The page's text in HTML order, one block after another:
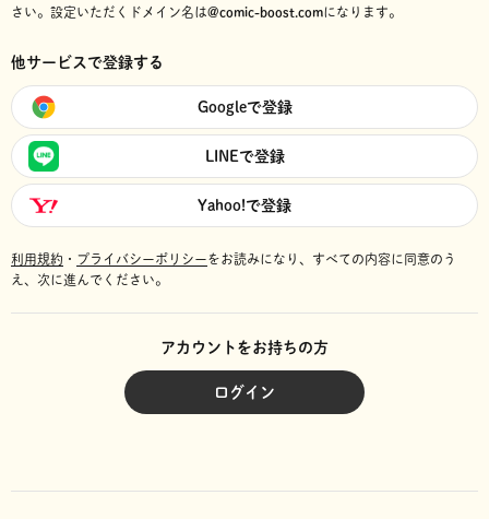
さい。 設定いただくドメイン名は@comic-boost.comになります。
他サービスで登録する
Googleで登録
LINEで登録
Yahoo!で登録
利用規約 ・ プライバシーポリシーをお読みになり、 すべての内容に同意のう
え、次に進んでください。
アカウントをお持ちの方
ログイン